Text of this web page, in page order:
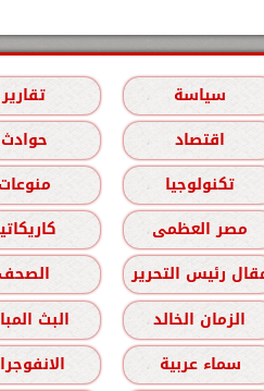
سياسة
تقارير
اقتصاد
حوادث
تكنولوجيا
منوعات
مصر العظمى
رئيس التحرير
الصحف
الزمان الخالد
البث
سماء عربية